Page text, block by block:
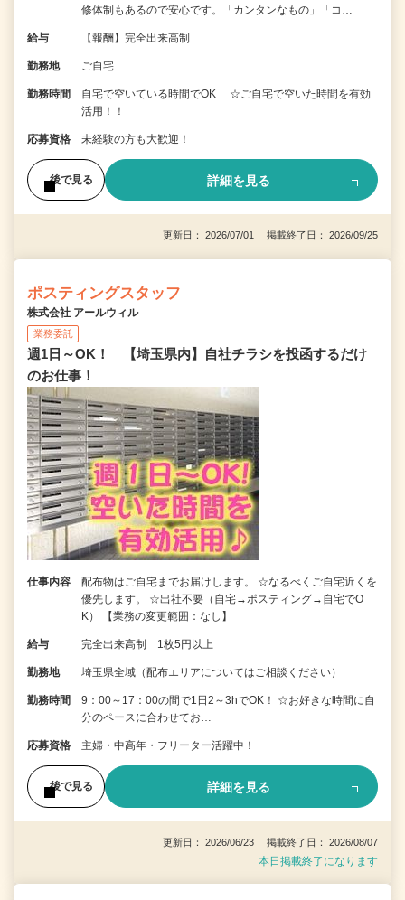
修体制もあるので安心です。「カンタンなもの」「コ…
給与 【報酬】完全出来高制
勤務地 ご自宅
勤務時間
自宅で空いている時間でOK ☆ご自宅で空いた時間を有効
活用！！
応募資格 未経験の方も大歓迎！
後で見る 詳細を見る
更新日： 2026/07/01 掲載終了日： 2026/09/25
ポスティングスタッフ
株式会社 アールウィル
業務委託
週1日～OK！ 【埼玉県内】自社チラシを投函するだけ
のお仕事！
仕事内容
配布物はご自宅までお届けします。 ☆なるべくご自宅近くを
優先します。 ☆出社不要（自宅→ポスティング→自宅でO
K） 【業務の変更範囲：なし】
給与 完全出来高制 1枚5円以上
勤務地 埼玉県全域（配布エリアについてはご相談ください）
勤務時間
9：00～17：00の間で1日2～3hでOK！ ☆お好きな時間に自
分のペースに合わせてお…
応募資格 主婦・中高年・フリーター活躍中！
後で見る 詳細を見る
更新日： 2026/06/23 掲載終了日： 2026/08/07
本日掲載終了になります